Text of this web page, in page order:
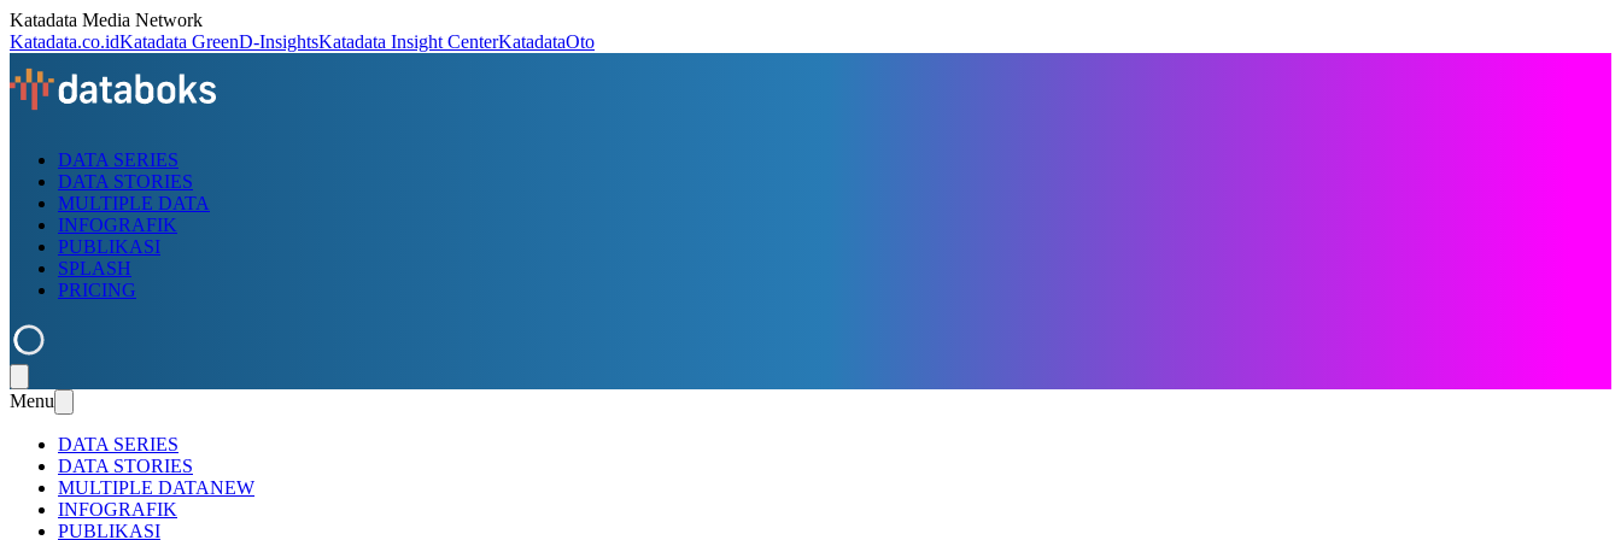
Katadata Media Network
Katadata.co.idKatadata GreenD-InsightsKatadata Insight CenterKatadataOto
DATA SERIES
DATA STORIES
MULTIPLE DATA
INFOGRAFIK
PUBLIKASI
SPLASH
PRICING
Menu
DATA SERIES
DATA STORIES
MULTIPLE DATANEW
INFOGRAFIK
PUBLIKASI